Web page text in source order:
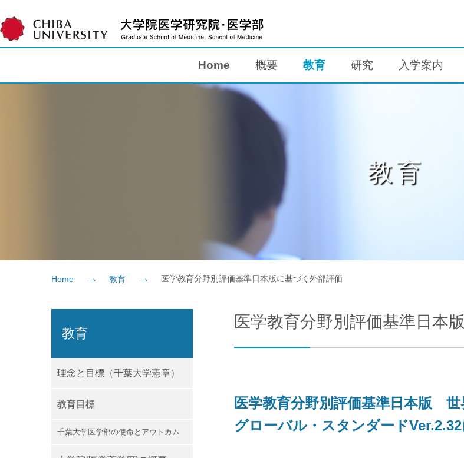
Home
在学生・教員の方お問い合わせ交通アクセス
Home 概要 教育 研究 入学案内
教育
Home 教育 医学教育分野別評価基準日本版に基づく外部評価
医学教育分野別評価基準日本
医学教育分野別評価基準日本版 世
グローバル・スタンダード
教育
理念と目標（千葉大学憲章）
教育目標
千葉大学医学部の使命とアウトカム